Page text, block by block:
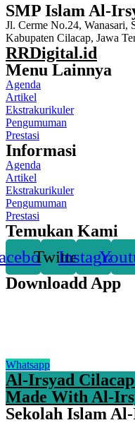
SMP Islam Al-
Jl. Cerme No.24, Wanasari,
Kabupaten Cilacap, Jawa
RRDigital.id
Menu Lainnya
Agenda
Artikel
Ekstrakurikuler
Pengumuman
Prestasi
Informasi
Agenda
Artikel
Ekstrakurikuler
Pengumuman
Prestasi
Temukan Kami
TwitterInstagram
Downloadd App
Whatsapp
Al-Irsyad
Made With Al-
Sekolah Islam